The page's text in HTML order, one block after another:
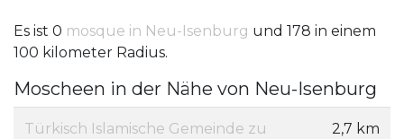
Es ist 0 mosque in Neu-Isenburg und 178 in einem
100 kilometer Radius.
Moscheen in der Nähe von Neu-Isenburg
Türkisch Islamische Gemeinde zu
2,7 km